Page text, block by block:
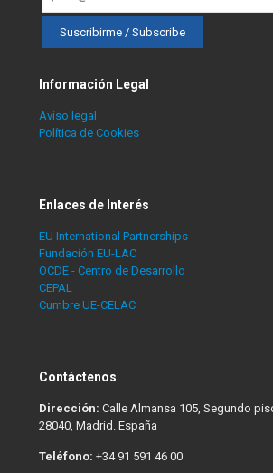
Información Legal
Aviso legal
Política de Cookies
Enlaces de Interés
EU International Partnerships
Fundación EU-LAC
OCDE - Centro de Desarrollo
CEPAL
Cumbre UE-CELAC
Contáctenos
Dirección: Calle Almansa 105, Segundo
28040, Madrid. España
Teléfono: +34 91 591 46 00